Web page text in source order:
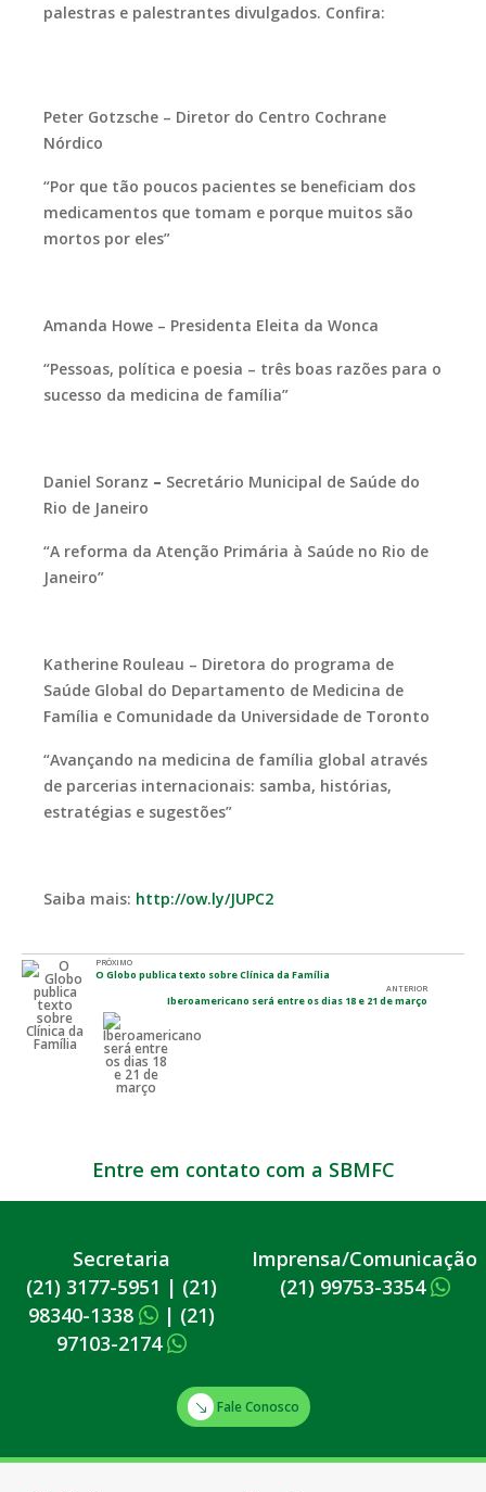
palestras e palestrantes divulgados. Confira:
Peter Gotzsche – Diretor do Centro Cochrane
Nórdico
“Por que tão poucos pacientes se beneficiam dos
medicamentos que tomam e porque muitos são
mortos por eles”
Amanda Howe – Presidenta Eleita da Wonca
“Pessoas, política e poesia – três boas razões para o
sucesso da medicina de família”
Daniel Soranz – Secretário Municipal de Saúde do
Rio de Janeiro
“A reforma da Atenção Primária à Saúde no Rio de
Janeiro”
Katherine Rouleau – Diretora do programa de
Saúde Global do Departamento de Medicina de
Família e Comunidade da Universidade de Toronto
“Avançando na medicina de família global através
de parcerias internacionais: samba, histórias,
estratégias e sugestões”
Saiba mais: http://ow.ly/JUPC2
PRÓXIMO
O Globo publica texto sobre Clínica da Família
ANTERIOR
Iberoamericano será entre os dias 18 e 21 de março
Entre em contato com a SBMFC
Secretaria
(21) 3177-5951 | (21)
98340-1338
| (21)
97103-2174
Imprensa/Comunicação
(21) 99753-3354
Fale Conosco